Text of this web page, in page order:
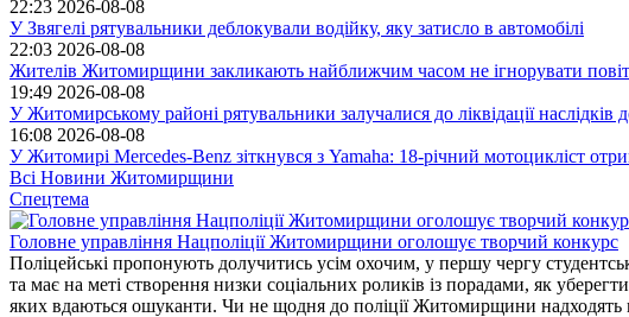
22:23 2026-08-08
У Звягелі рятувальники деблокували водійку, яку затисло в автомобілі
22:03 2026-08-08
Жителів Житомирщини закликають найближчим часом не ігнорувати
19:49 2026-08-08
У Житомирському районі рятувальники залучалися до ліквідації
16:08 2026-08-08
У Житомирі Mercedes-Benz зіткнувся з Yamaha: 18-річний мотоцикліст
Всі Новини Житомирщини
Спецтема
Головне управління Нацполіції Житомирщини оголошує творчий конкурс
Поліцейські пропонують долучитись усім охочим, у першу чергу
та має на меті створення низки соціальних роликів із порадами, як
яких вдаються ошуканти. Чи не щодня до поліції Житомирщини надходять